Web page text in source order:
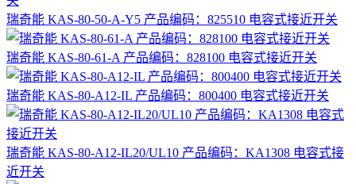
瑞奇能 KAS-80-50-A-Y5 产品编码：825510 电容式接近开关
瑞奇能 KAS-80-61-A 产品编码：828100 电容式接近开关
瑞奇能 KAS-80-A12-IL 产品编码：800400 电容式接近开关
瑞奇能 KAS-80-A12-IL20/UL10 产品编码：KA1308 电容式接
近开关